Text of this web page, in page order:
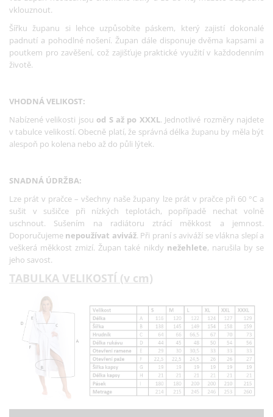
vklouznout.
Šířku županu si lehce uzpůsobíte páskem, který zajistí dokonalé
padnutí a pohodlné nošení. Župan dále disponuje dvěma kapsami a
poutkem pro zavěšení, což zajišťuje praktické využití v každodenním
životě.
VHODNÁ VELIKOST:
Nabízené velikosti jsou od S až po XXXL. Jednotlivé rozměry najdete
v tabulce velikostí. Obecně platí, že správná délka županu by měla být
alespoň po kolena nebo až do půli lýtek.
SNADNÁ ÚDRŽBA:
Lze prát v pračce – všechny naše župany lze prát v pračce při 60 °C a
sušit v sušičce při nízkých teplotách, popřípadě nechat volně
uschnout. Sušením na radiátoru ztrácí měkkost a jemnost.
Doporučujeme nepoužívat aviváž. Při praní s aviváží se vlákna slepí a
veškerá měkkost zmizí. Župan také nikdy nežehlete, narušila by se
jeho savost.
TABULKA VELIKOSTÍ (v cm)